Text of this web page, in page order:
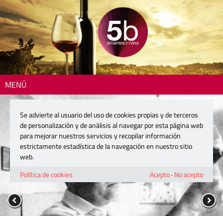
MENÚ
Se advierte al usuario del uso de cookies propias y de terceros
de personalización y de análisis al navegar por esta página web
para mejorar nuestros servicios y recopilar información
estrictamente estadística de la navegación en nuestro sitio
web.
Política de cookies
Acepto· No acepto